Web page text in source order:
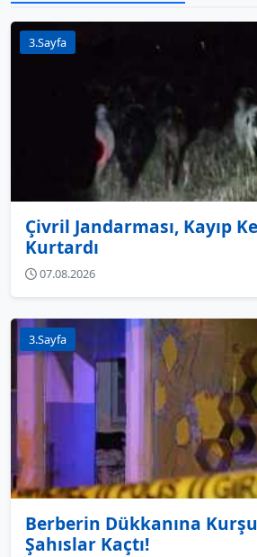
3.Sayfa
Çivril Jandarması, Kayıp
Kurtardı
07.08.2026
3.Sayfa
Berberin Dükkanına
Şahıslar Kaçtı!